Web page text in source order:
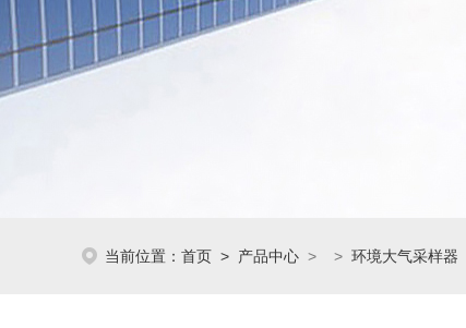
当前位置： 首页 > 产品中心 > > 环境大气采样器